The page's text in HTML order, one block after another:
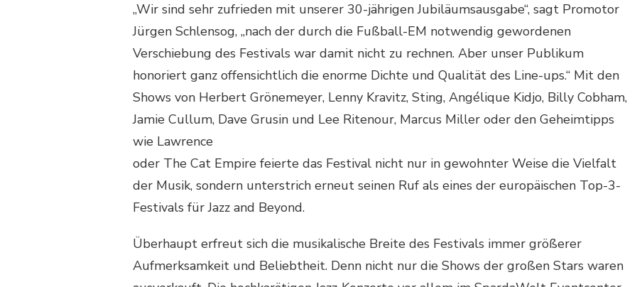
„Wir sind sehr zufrieden mit unserer 30-jährigen Jubiläumsausgabe“, sagt Promotor
Jürgen Schlensog, „nach der durch die Fußball-EM notwendig gewordenen
Verschiebung des Festivals war damit nicht zu rechnen. Aber unser Publikum
honoriert ganz offensichtlich die enorme Dichte und Qualität des Line-ups.“ Mit den
Shows von Herbert Grönemeyer, Lenny Kravitz, Sting, Angélique Kidjo, Billy Cobham,
Jamie Cullum, Dave Grusin und Lee Ritenour, Marcus Miller oder den Geheimtipps
wie Lawrence
oder The Cat Empire feierte das Festival nicht nur in gewohnter Weise die Vielfalt
der Musik, sondern unterstrich erneut seinen Ruf als eines der europäischen Top-3-
Festivals für Jazz and Beyond.
Überhaupt erfreut sich die musikalische Breite des Festivals immer größerer
Aufmerksamkeit und Beliebtheit. Denn nicht nur die Shows der großen Stars waren